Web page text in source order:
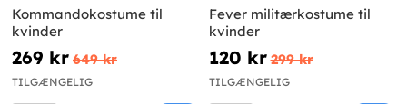
Kommandokostume til
kvinder
269 kr 649 kr
TILGÆNGELIG
Fever militærkostume til
kvinder
120 kr 299 kr
TILGÆNGELIG